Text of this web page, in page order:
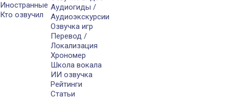
Иностранные
Кто озвучил
Аудиогиды /
Аудиоэкскурсии
Озвучка игр
Перевод /
Локализация
Хрономер
Школа вокала
ИИ озвучка
Рейтинги
Статьи